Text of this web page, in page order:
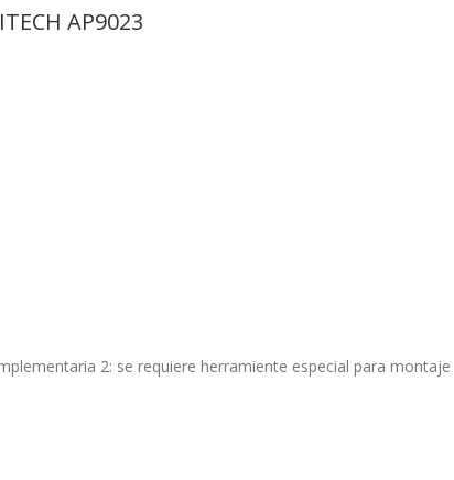
AP9023
2: se requiere herramiente especial para montaje